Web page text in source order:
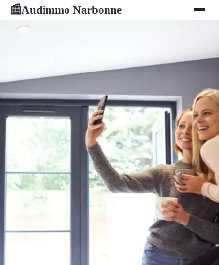
📰Audimmo Narbonne